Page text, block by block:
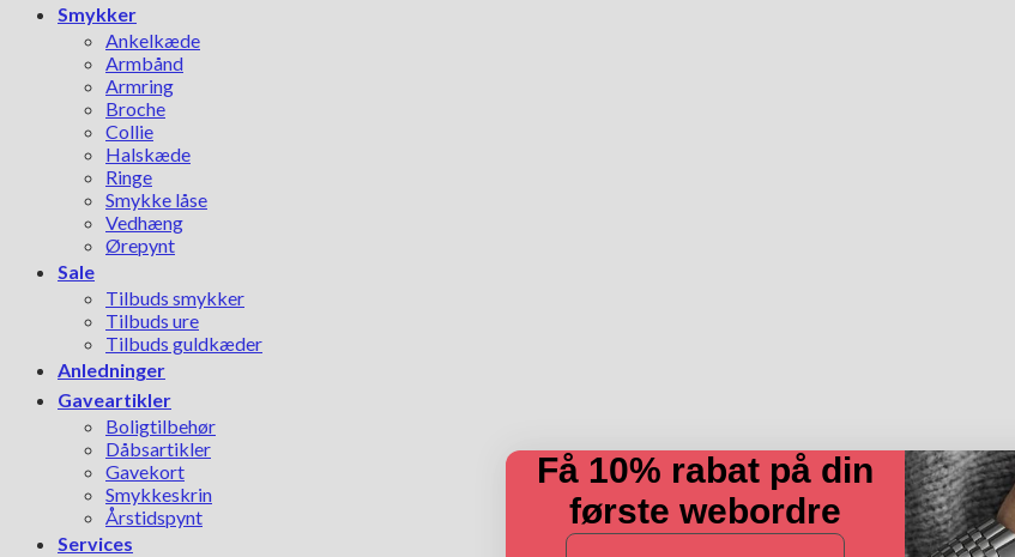
Smykker
Ankelkæde
Armbånd
Armring
Broche
Collie
Halskæde
Ringe
Smykke låse
Vedhæng
Ørepynt
Sale
Tilbuds smykker
Tilbuds ure
Tilbuds guldkæder
Anledninger
Gaveartikler
Boligtilbehør
Dåbsartikler
Gavekort
Smykkeskrin
Årstidspynt
Services
Få 10% rabat på din
første webordre
E-mail